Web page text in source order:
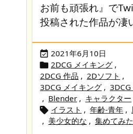
お前も頑張れ』で
投稿された作品が凄
 2021年6月10日
 2DCG メイキング ,
2DCG 作品 , 2Dソフト ,
3DCG メイキング , 3DCG
, Blender , キャラクター
 イラスト , 年齢-青年 ,
, 美少女的な , 集めてみ